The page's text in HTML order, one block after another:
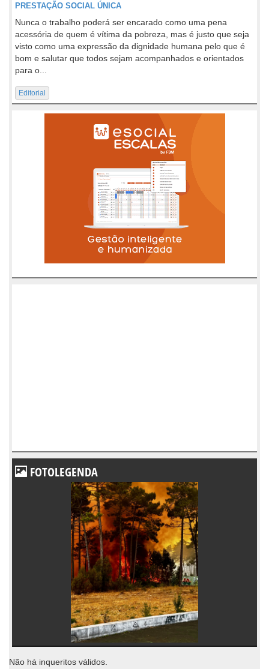
PRESTAÇÃO SOCIAL ÚNICA
Nunca o trabalho poderá ser encarado como uma pena
acessória de quem é vítima da pobreza, mas é justo que seja
visto como uma expressão da dignidade humana pelo que é
bom e salutar que todos sejam acompanhados e orientados
para o...
Editorial
FOTOLEGENDA
Não há inqueritos válidos.